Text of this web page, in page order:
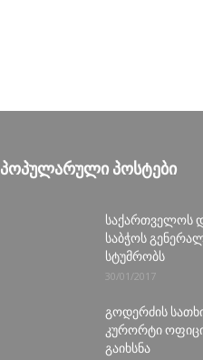
ᲞᲝᲞᲣᲚᲐᲠᲣᲚᲘ ᲞᲝᲡᲢᲔᲑᲘ
საქართველოს
საბჭოს
სტუმრობს
30/01/2017
გოდერძის
კურორტი
გაიხსნა